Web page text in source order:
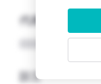
代表者
設立